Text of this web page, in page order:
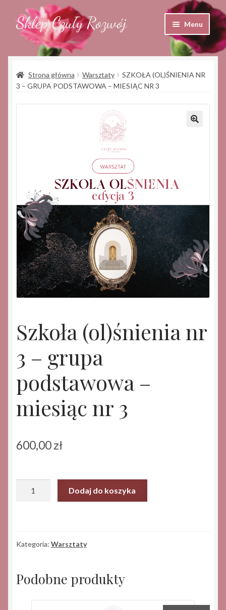
Przejdź
do
nawigacji
Przejdź
do
treści
Sklep Czuły Rozwój Menu
Koszyk
Moje konto
Strona główna Warsztaty
SZKOŁA (OL)ŚNIENIA NR
3 – GRUPA PODSTAWOWA – MIESIĄC NR 3
Szkoła (ol)śnienia nr
3 – grupa
podstawowa –
miesiąc nr 3
600,00zł
-
podstawowa
-
miesiąc
Dodaj do koszyka
Kategoria: Warsztaty
Podobne produkty